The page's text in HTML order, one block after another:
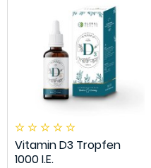
Vitamin D3 Tropfen
1000 I.E.